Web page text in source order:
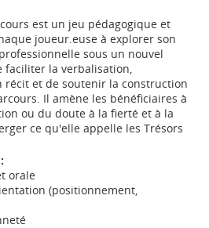
est un jeu pédagogique et
joueur.euse à explorer son
sous un nouvel
faciliter la verbalisation,
récit et de soutenir la construction
Il amène les bénéficiaires à
ou du doute à la fierté et à la
ce qu'elle appelle les Trésors
orale
(positionnement,